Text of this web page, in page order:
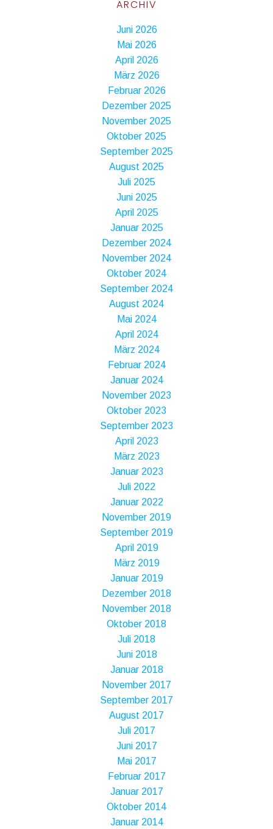
ARCHIV
Juni 2026
Mai 2026
April 2026
März 2026
Februar 2026
Dezember 2025
November 2025
Oktober 2025
September 2025
August 2025
Juli 2025
Juni 2025
April 2025
Januar 2025
Dezember 2024
November 2024
Oktober 2024
September 2024
August 2024
Mai 2024
April 2024
März 2024
Februar 2024
Januar 2024
November 2023
Oktober 2023
September 2023
April 2023
März 2023
Januar 2023
Juli 2022
Januar 2022
November 2019
September 2019
April 2019
März 2019
Januar 2019
Dezember 2018
November 2018
Oktober 2018
Juli 2018
Juni 2018
Januar 2018
November 2017
September 2017
August 2017
Juli 2017
Juni 2017
Mai 2017
Februar 2017
Januar 2017
Oktober 2014
Januar 2014